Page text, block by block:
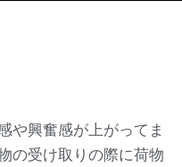
や興奮感が上がってま
の受け取りの際に荷物